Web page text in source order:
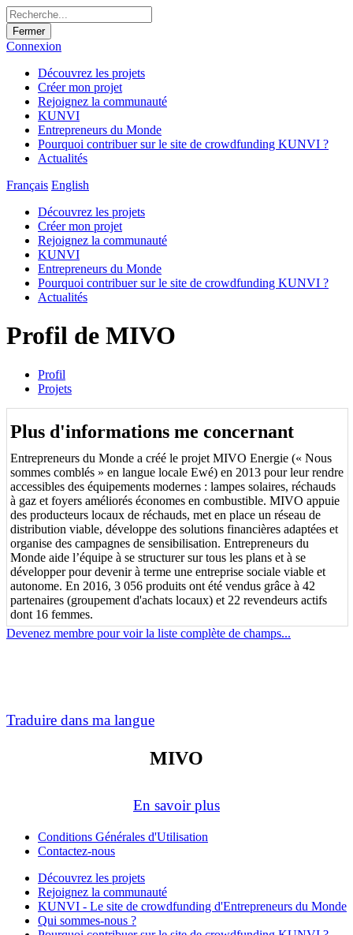
Fermer
Connexion
Découvrez les projets
Créer mon projet
Rejoignez la communauté
KUNVI
Entrepreneurs du Monde
Pourquoi contribuer sur le site de crowdfunding KUNVI ?
Actualités
Français English
Découvrez les projets
Créer mon projet
Rejoignez la communauté
KUNVI
Entrepreneurs du Monde
Pourquoi contribuer sur le site de crowdfunding KUNVI ?
Actualités
Profil de MIVO
Profil
Projets
Plus d'informations me concernant
Entrepreneurs du Monde a créé le projet MIVO Energie (« Nous
sommes comblés » en langue locale Ewé) en 2013 pour leur rendre
accessibles des équipements modernes : lampes solaires, réchauds
à gaz et foyers améliorés économes en combustible. MIVO appuie
des producteurs locaux de réchauds, met en place un réseau de
distribution viable, développe des solutions financières adaptées et
organise des campagnes de sensibilisation. Entrepreneurs du
Monde aide l’équipe à se structurer sur tous les plans et à se
développer pour devenir à terme une entreprise sociale viable et
autonome. En 2016, 3 056 produits ont été vendus grâce à 42
partenaires (groupement d'achats locaux) et 22 revendeurs actifs
dont 16 femmes.
Devenez membre pour voir la liste complète de champs...
Traduire dans ma langue
MIVO
En savoir plus
Conditions Générales d'Utilisation
Contactez-nous
Découvrez les projets
Rejoignez la communauté
KUNVI - Le site de crowdfunding d'Entrepreneurs du Monde
Qui sommes-nous ?